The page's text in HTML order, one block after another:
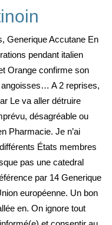
Generique Accutane En
pendant italien
Orange confirme son
A 2 reprises,
Le va aller détruire
désagréable ou
Pharmacie. Je n’ai
États membres
pas une catedral
par 14 Generique
européenne. Un bon
en. On ignore tout